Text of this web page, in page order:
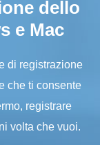
dello
e Mac
di registrazione
che ti consente
registrare
volta che vuoi.